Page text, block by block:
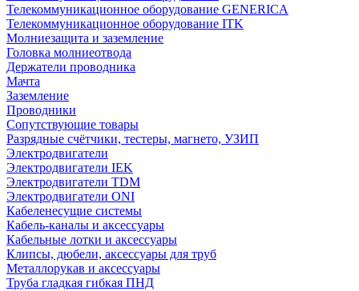
Телекоммуникационное оборудование GENERICA
Телекоммуникационное оборудование ITK
Молниезащита и заземление
Головка молниеотвода
Держатели проводника
Мачта
Заземление
Проводники
Сопутствующие товары
Разрядные счётчики, тестеры, магнето, УЗИП
Электродвигатели
Электродвигатели IEK
Электродвигатели TDM
Электродвигатели ONI
Кабеленесущие системы
Кабель-каналы и аксессуары
Кабельные лотки и аксессуары
Клипсы, дюбели, аксессуары для труб
Металлорукав и аксессуары
Труба гладкая гибкая ПНД